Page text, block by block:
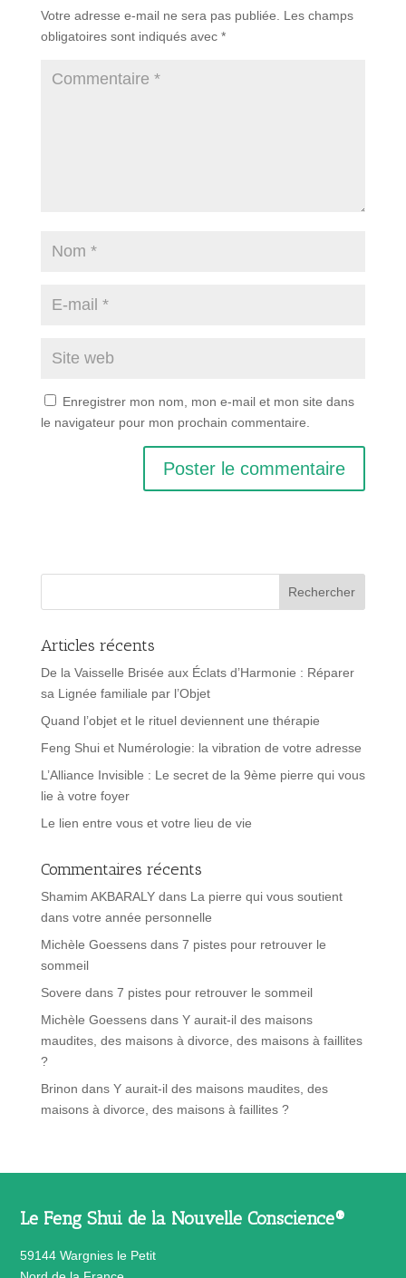
Votre adresse e-mail ne sera pas publiée. Les champs
obligatoires sont indiqués avec *
Enregistrer mon nom, mon e-mail et mon site dans
le navigateur pour mon prochain commentaire.
Articles récents
De la Vaisselle Brisée aux Éclats d’Harmonie : Réparer
sa Lignée familiale par l’Objet
Quand l’objet et le rituel deviennent une thérapie
Feng Shui et Numérologie: la vibration de votre adresse
L’Alliance Invisible : Le secret de la 9ème pierre qui vous
lie à votre foyer
Le lien entre vous et votre lieu de vie
Commentaires récents
Shamim AKBARALYdans La pierre qui vous soutient
dans votre année personnelle
Michèle Goessensdans 7 pistes pour retrouver le
sommeil
Sovere dans 7 pistes pour retrouver le sommeil
Michèle Goessensdans Y aurait-il des maisons
maudites, des maisons à divorce, des maisons à faillites
?
Brinon dans Y aurait-il des maisons maudites, des
maisons à divorce, des maisons à faillites ?
Le Feng Shui de la Nouvelle Conscience®
59144 Wargnies le Petit